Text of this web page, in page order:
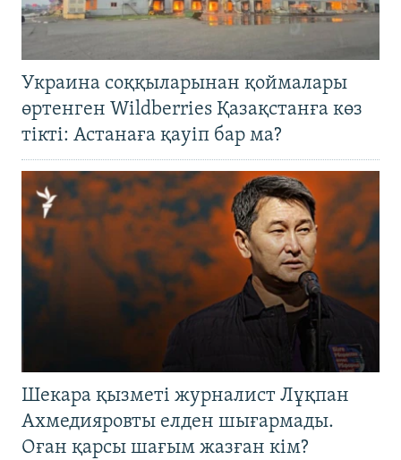
Украина соққыларынан қоймалары
өртенген Wildberries Қазақстанға көз
тікті: Астанаға қауіп бар ма?
Шекара қызметі журналист Лұқпан
Ахмедияровты елден шығармады.
Оған қарсы шағым жазған кім?